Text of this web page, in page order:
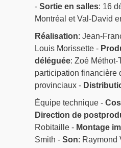
- Sortie en salles: 16
Montréal et Val-David
Réalisation: Jean-
Louis Morissette -
déléguée: Zoé Méthot-
participation financière
provinciaux -
Équipe technique -
Direction de
Robitaille - Montage
Smith - Son: Raymond